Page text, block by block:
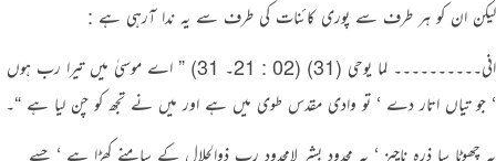
لیکن ان کو ہر طرف سے پوری کائنات کی طرف سے یہ ندا آرہی ہے :
انی۔۔۔۔۔۔۔۔۔۔ لما یوحی (31) (02 : 21۔ 31) ” اے موسیٰ میں تیرا رب ہوں
‘ جو تیاں اتار دے ‘ تو وادی مقدس طوی میں ہے اور میں نے تجھ کو چن لیا ہے “۔
یہ چھوٹا سا ذرہ ناچیز ‘ یہ محدود بشر لامحدود رب ذوالجلال کے سامنے کھڑا ہے ‘ جسے